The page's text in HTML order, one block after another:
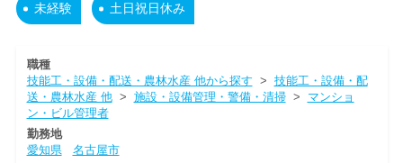
未経験 土日祝日休み
職種
技能工・設備・配送・農林水産 他から探す > 技能工・設備・配
送・農林水産 他> 施設・設備管理・警備・清掃> マンショ
ン・ビル管理者
勤務地
愛知県
名古屋市